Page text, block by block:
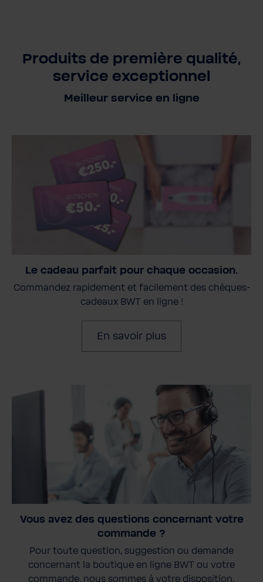
Produits de première qualité,
service exceptionnel
Meilleur service en ligne
Le cadeau parfait pour chaque occasion.
Commandez rapidement et facilement des chèques-
cadeaux BWT en ligne !
En savoir plus
Vous avez des questions concernant votre
commande ?
Pour toute question, suggestion ou demande
concernant la boutique en ligne BWT ou votre
commande, nous sommes à votre disposition.